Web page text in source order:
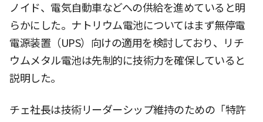
ノイド、電気自動車などへの供給を進めていると明
らかにした。ナトリウム電池についてはまず無停電
電源装置（UPS）向けの適用を検討しており、リチ
ウムメタル電池は先制的に技術力を確保していると
説明した。
チェ社長は技術リーダーシップ維持のための「特許